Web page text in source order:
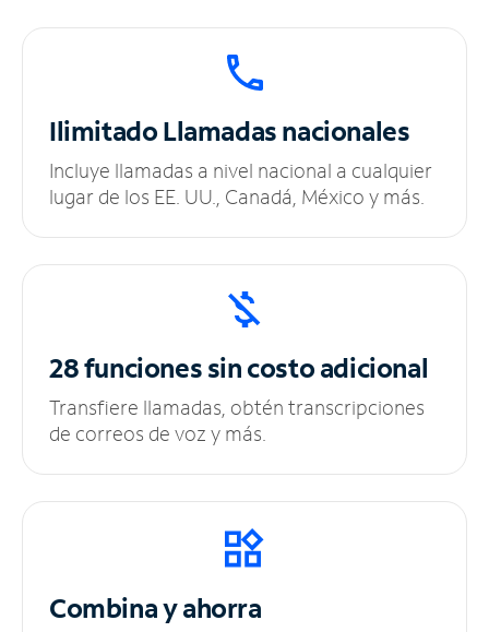
IlimitadoLlamadas nacionales
Incluye llamadas a nivel nacional a cualquier
lugar de los EE. UU., Canadá, México y más.
28 funciones sincosto adicional
Transfiere llamadas, obtén transcripciones
de correos de voz y más.
Combina y ahorra